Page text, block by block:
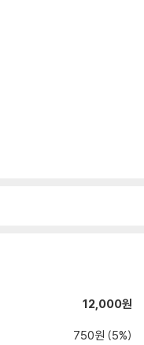
12,000원
750원 (5%)